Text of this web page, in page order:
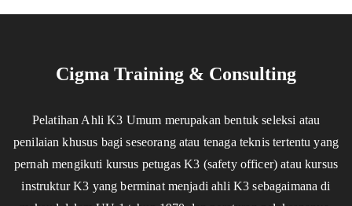
Cigma Training & Consulting
Pelatihan Ahli K3 Umum merupakan bentuk seleksi atau
penilaian khusus bagi seseorang atau tenaga teknis tertentu yang
pernah mengikuti kursus petugas K3 (safety officer) atau kursus
instruktur K3 yang berminat menjadi ahli K3 sebagaimana di